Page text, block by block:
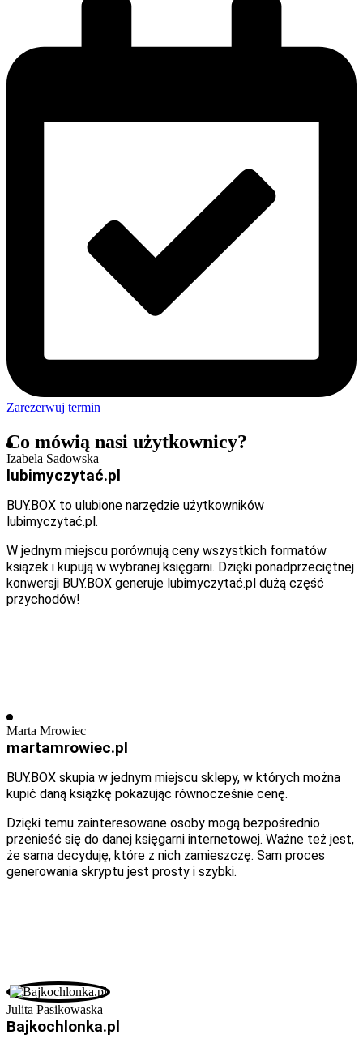
Zarezerwuj termin
Co mówią nasi użytkownicy?
Izabela Sadowska
lubimyczytać.pl
BUY.BOX to ulubione narzędzie użytkowników
lubimyczytać.pl.
W jednym miejscu porównują ceny wszystkich formatów
książek i kupują w wybranej księgarni. Dzięki ponadprzeciętnej
konwersji BUY.BOX generuje lubimyczytać.pl dużą część
przychodów!
Marta Mrowiec
martamrowiec.pl
BUY.BOX skupia w jednym miejscu sklepy, w których można
kupić daną książkę pokazując równocześnie cenę.
Dzięki temu zainteresowane osoby mogą bezpośrednio
przenieść się do danej księgarni internetowej. Ważne też jest,
że sama decyduję, które z nich zamieszczę. Sam proces
generowania skryptu jest prosty i szybki.
Julita Pasikowaska
Bajkochlonka.pl